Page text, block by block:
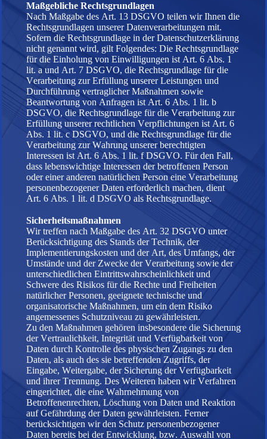
Maßgebliche Rechtsgrundlagen
Nach Maßgabe des Art. 13 DSGVO teilen wir Ihnen die
Rechtsgrundlagen unserer Datenverarbeitungen mit.
Sofern die Rechtsgrundlage in der Datenschutzerklärung
nicht genannt wird, gilt Folgendes: Die Rechtsgrundlage
für die Einholung von Einwilligungen ist Art. 6 Abs. 1
lit. a und Art. 7 DSGVO, die Rechtsgrundlage für die
Verarbeitung zur Erfüllung unserer Leistungen und
Durchführung vertraglicher Maßnahmen sowie
Beantwortung von Anfragen ist Art. 6 Abs. 1 lit. b
DSGVO, die Rechtsgrundlage für die Verarbeitung zur
Erfüllung unserer rechtlichen Verpflichtungen ist Art. 6
Abs. 1 lit. c DSGVO, und die Rechtsgrundlage für die
Verarbeitung zur Wahrung unserer berechtigten
Interessen ist Art. 6 Abs. 1 lit. f DSGVO. Für den Fall,
dass lebenswichtige Interessen der betroffenen Person
oder einer anderen natürlichen Person eine Verarbeitung
personenbezogener Daten erforderlich machen, dient
Art. 6 Abs. 1 lit. d DSGVO als Rechtsgrundlage.
Sicherheitsmaßnahmen
Wir treffen nach Maßgabe des Art. 32 DSGVO unter
Berücksichtigung des Stands der Technik, der
Implementierungskosten und der Art, des Umfangs, der
Umstände und der Zwecke der Verarbeitung sowie der
unterschiedlichen Eintrittswahrscheinlichkeit und
Schwere des Risikos für die Rechte und Freiheiten
natürlicher Personen, geeignete technische und
organisatorische Maßnahmen, um ein dem Risiko
angemessenes Schutzniveau zu gewährleisten.
Zu den Maßnahmen gehören insbesondere die Sicherung
der Vertraulichkeit, Integrität und Verfügbarkeit von
Daten durch Kontrolle des physischen Zugangs zu den
Daten, als auch des sie betreffenden Zugriffs, der
Eingabe, Weitergabe, der Sicherung der Verfügbarkeit
und ihrer Trennung. Des Weiteren haben wir Verfahren
eingerichtet, die eine Wahrnehmung von
Betroffenenrechten, Löschung von Daten und Reaktion
auf Gefährdung der Daten gewährleisten. Ferner
berücksichtigen wir den Schutz personenbezogener
Daten bereits bei der Entwicklung, bzw. Auswahl von